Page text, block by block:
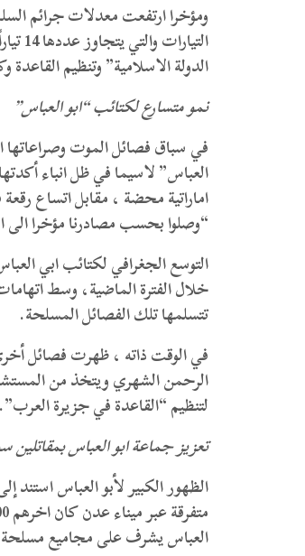
ومؤخرا ارتفعت معدلات جرائم
الدولة الاسلامية” وتنظيم القاعدة
نمو متسارع لكتائب “ابو العباس”
في سباق فصائل الموت وصراعاتها
العباس” لاسيما في ظل انباء
اماراتية محضة ، مقابل اتساع
“وصلوا بحسب مصادرنا مؤخرا الى
التوسع الجغرافي لكتائب ابي
خلال الفترة الماضية، وسط
تتسلمها تلك الفصائل المسلحة.
في الوقت ذاته ، ظهرت فصائل
لتنظيم “القاعدة في جزيرة العرب”.
تعزيز جماعة ابو العباس بمقاتلين
الظهور الكبير لأبو العباس استند
العباس يشرف على مجاميع مسلحة